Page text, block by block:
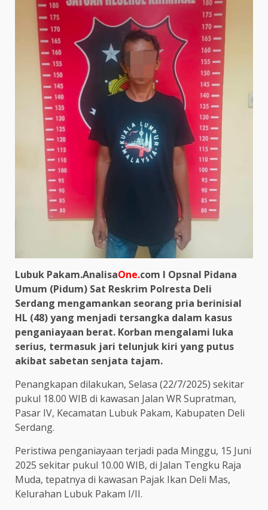
Lubuk Pakam.AnalisaOne.com I Opsnal Pidana
Umum (Pidum) Sat Reskrim Polresta Deli
Serdang mengamankan seorang pria berinisial
HL (48) yang menjadi tersangka dalam kasus
penganiayaan berat. Korban mengalami luka
serius, termasuk jari telunjuk kiri yang putus
akibat sabetan senjata tajam.
Penangkapan dilakukan, Selasa (22/7/2025) sekitar
pukul 18.00 WIB di kawasan Jalan WR Supratman,
Pasar IV, Kecamatan Lubuk Pakam, Kabupaten Deli
Serdang.
Peristiwa penganiayaan terjadi pada Minggu, 15 Juni
2025 sekitar pukul 10.00 WIB, di Jalan Tengku Raja
Muda, tepatnya di kawasan Pajak Ikan Deli Mas,
Kelurahan Lubuk Pakam I/II.